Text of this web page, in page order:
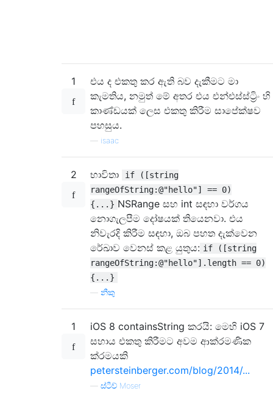
1
එය ද එකතු කර ඇති බව දැකීමට මා
කැමතිය, නමුත් මේ අතර එය එන්එස්ස්ට්‍රිං හි
කාණ්ඩයක් ලෙස එකතු කිරීම සාපේක්ෂව
පහසුය.
isaac
2 භාවිතා
if ([string
rangeOfString:@"hello"] == 0)
{...} NSRange සහ int සඳහා වර්ගය
නොගැලපීම දෝෂයක් තියෙනවා. එය
නිවැරදි කිරීම සඳහා, ඔබ පහත දැක්වෙන
රේඛාව වෙනස් කළ යුතුය: if ([string
rangeOfString:@"hello"].length == 0)
{...}
නීකු
1
iOS 8 containsString කරයි: මෙහි iOS 7
සහාය එකතු කිරීමට අවම ආක්රමණික
ක්රමයකි
petersteinberger.com/blog/2014/...
ස්ටීව් Moser